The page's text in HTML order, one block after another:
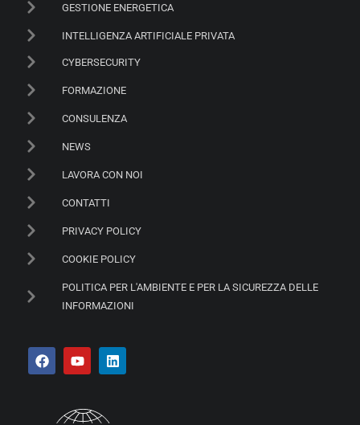
GESTIONE ENERGETICA
INTELLIGENZA ARTIFICIALE PRIVATA
CYBERSECURITY
FORMAZIONE
CONSULENZA
NEWS
LAVORA CON NOI
CONTATTI
PRIVACY POLICY
COOKIE POLICY
POLITICA PER L'AMBIENTE E PER LA SICUREZZA DELLE
INFORMAZIONI